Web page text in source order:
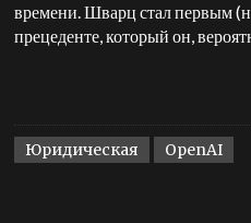
времени. Шварц стал первым
прецеденте, который он,
Юридическая OpenAI